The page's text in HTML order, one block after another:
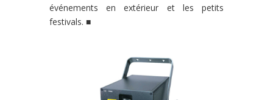
événements en extérieur et les petits
festivals. ■